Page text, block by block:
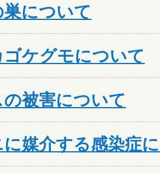
について
ケグモについて
被害について
媒介する感染症